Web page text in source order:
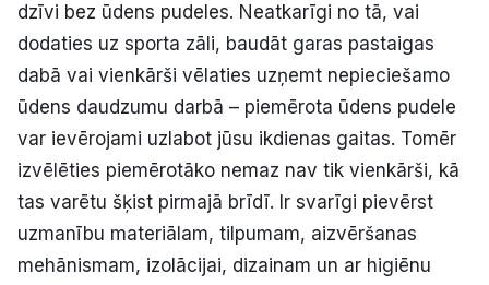
Sludinājumi
Pasākumi
Reklāma
Politiskā reklāma
Par mums
dzīvi bez ūdens pudeles. Neatkarīgi no tā, vai
dodaties uz sporta zāli, baudāt garas pastaigas
dabā vai vienkārši vēlaties uzņemt nepieciešamo
ūdens daudzumu darbā – piemērota ūdens pudele
var ievērojami uzlabot jūsu ikdienas gaitas. Tomēr
izvēlēties piemērotāko nemaz nav tik vienkārši, kā
tas varētu šķist pirmajā brīdī. Ir svarīgi pievērst
uzmanību materiālam, tilpumam, aizvēršanas
mehānismam, izolācijai, dizainam un ar higiēnu